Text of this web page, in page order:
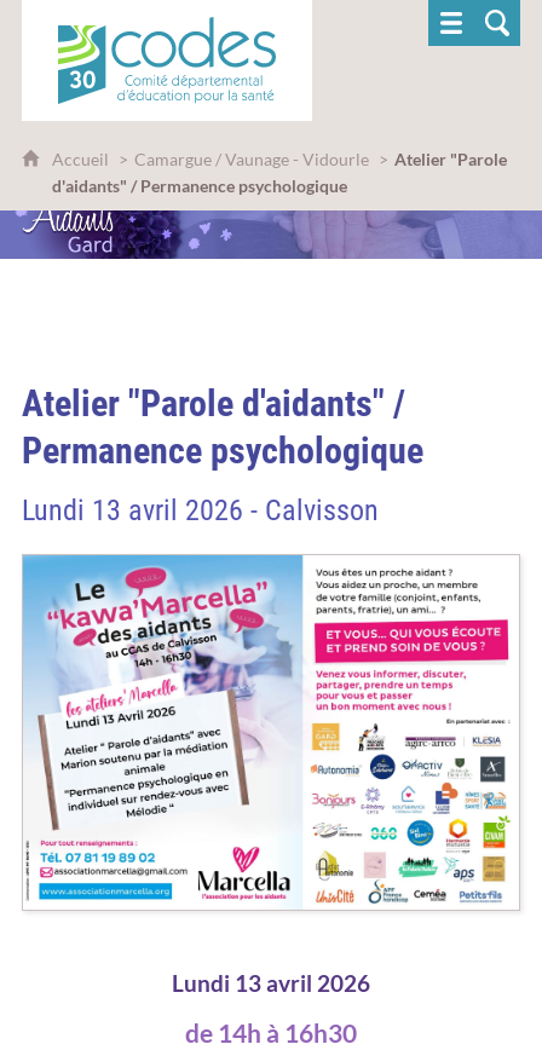
CoDES 30 - Comité départemental
Accueil Camargue / Vaunage - Vidourle
Atelier "Parole
d'aidants" / Permanence psychologique
Atelier "Parole d'aidants" /
Permanence psychologique
Lundi 13 avril 2026 - Calvisson
Lundi 13 avril 2026
de 14h à 16h30